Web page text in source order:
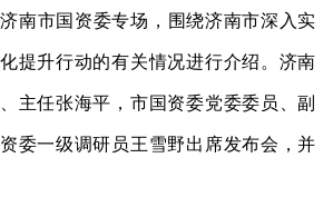
南市国资委专场，围绕济南市深入实
提升行动的有关情况进行介绍。济南
主任张海平，市国资委党委委员、副
委一级调研员王雪野出席发布会，并